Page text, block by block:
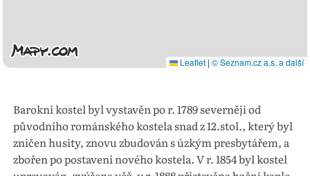
Leaflet | © Seznam.cz a.s. a další
Barokní kostel byl vystavěn po r. 1789 severněji od
původního románského kostela snad z 12.stol., který byl
zničen husity, znovu zbudován s úzkým presbytářem, a
zbořen po postavení nového kostela. V r. 1854 byl kostel